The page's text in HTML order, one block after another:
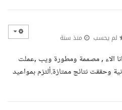
لم يحسب منذ سنة
انا الاء , مصممة ومطورة ويب ,عملت
وحققت نتائج ممتازة.ألتزم بمواعيد